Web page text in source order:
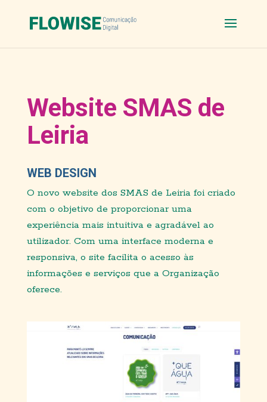
Website SMAS de
Leiria
WEB DESIGN
O novo website dos SMAS de Leiria foi criado
com o objetivo de proporcionar uma
experiência mais intuitiva e agradável ao
utilizador. Com uma interface moderna e
responsiva, o site facilita o acesso às
informações e serviços que a Organização
oferece.